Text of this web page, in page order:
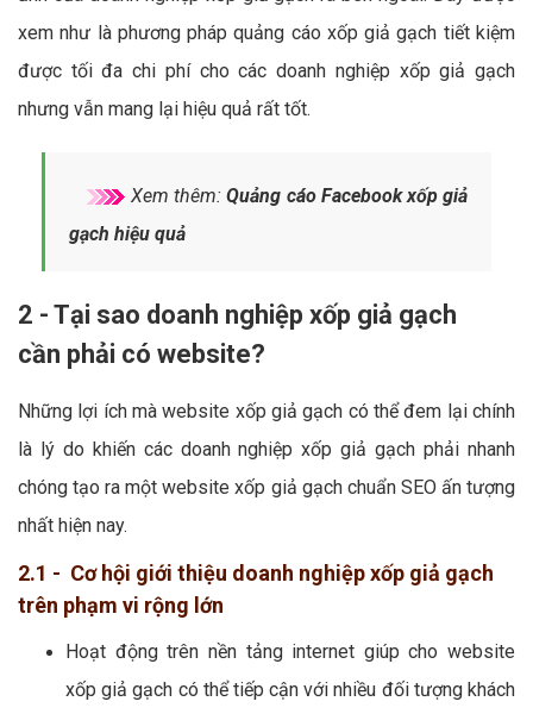
xem như là phương pháp quảng cáo xốp giả gạch tiết kiệm
được tối đa chi phí cho các doanh nghiệp xốp giả gạch
nhưng vẫn mang lại hiệu quả rất tốt.
Xem thêm:Quảng cáo Facebook xốp giả
gạch hiệu quả
2 - Tại sao doanh nghiệp xốp giả gạch
cần phải có website?
Những lợi ích mà website xốp giả gạch có thể đem lại chính
là lý do khiến các doanh nghiệp xốp giả gạch phải nhanh
chóng tạo ra một website xốp giả gạch chuẩn SEO ấn tượng
nhất hiện nay.
2.1 - Cơ hội giới thiệu doanh nghiệp xốp giả gạch
trên phạm vi rộng lớn
Hoạt động trên nền tảng internet giúp cho website
xốp giả gạch có thể tiếp cận với nhiều đối tượng khách